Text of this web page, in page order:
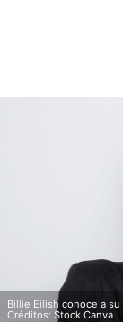
Billie Eilish conoce a
Créditos: Stock Canva